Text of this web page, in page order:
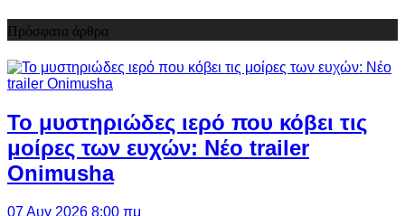
Πρόσφατα άρθρα
Το μυστηριώδες ιερό που κόβει τις
μοίρες των ευχών: Νέο trailer
Onimusha
07 Αυγ 2026 8:00 πμ